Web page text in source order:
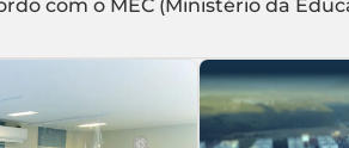
com o MEC (Ministério da